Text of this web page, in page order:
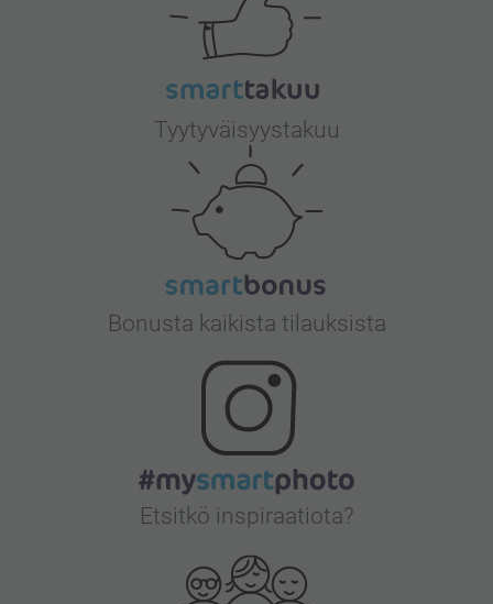
Tyytyväisyystakuu
Bonusta kaikista tilauksista
Etsitkö inspiraatiota?